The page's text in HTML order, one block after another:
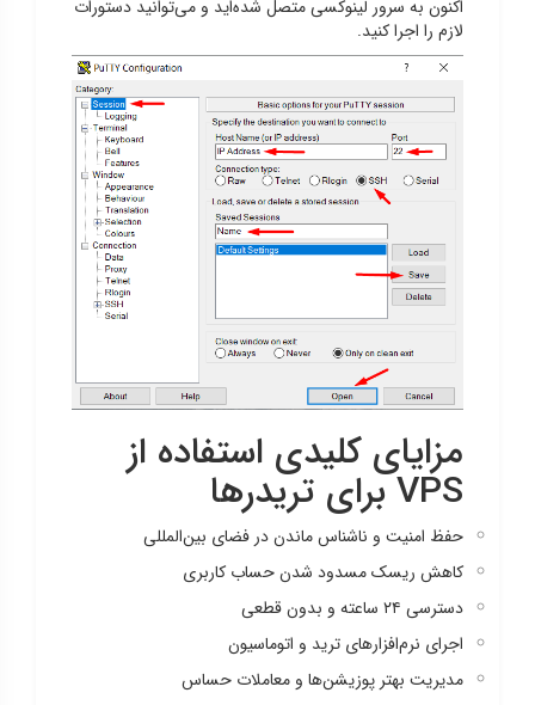
اکنون به سرور لینوکسی متصل شده‌اید و می‌توانید دستورات
لازم را اجرا کنید.
مزایای کلیدی استفاده از
VPS برای تریدرها
حفظ امنیت و ناشناس ماندن در فضای بین‌المللی
کاهش ریسک مسدود شدن حساب کاربری
دسترسی ۲۴ ساعته و بدون قطعی
اجرای نرم‌افزارهای ترید و اتوماسیون
مدیریت بهتر پوزیشن‌ها و معاملات حساس